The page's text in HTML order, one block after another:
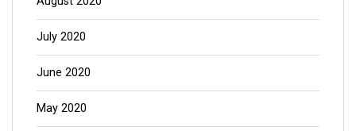
July 2020
June 2020
May 2020